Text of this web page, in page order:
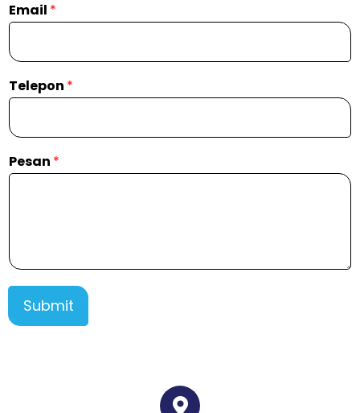
Email *
Telepon *
Pesan *
Submit